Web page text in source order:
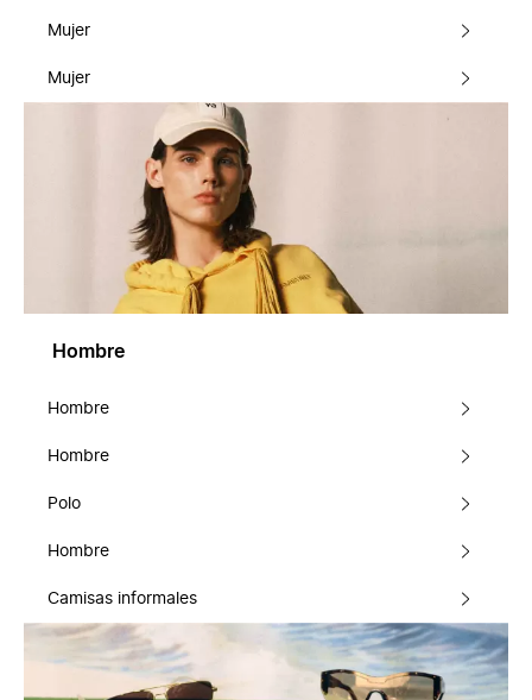
Mujer
Mujer
Hombre
Hombre
Hombre
Polo
Hombre
Camisas informales